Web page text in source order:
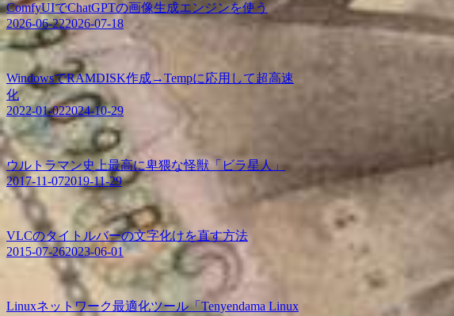
ComfyUIでChatGPTの画像生成エンジンを使う
2026-06-222026-07-18
WindowsでRAMDISK作成→Tempに応用して超高速
化
2022-01-022024-10-29
ウルトラマン史上最高に卑猥な怪獣「ビラ星人」
2017-11-072019-11-29
VLCのタイトルバーの文字化けを直す方法
2015-07-262023-06-01
Linuxネットワーク最適化ツール「Tenyendama Linux